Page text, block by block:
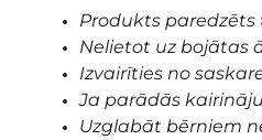
Produkts
Nelietot uz bojātas
Izvairīties no
Ja parādās
Uzglabāt bērniem